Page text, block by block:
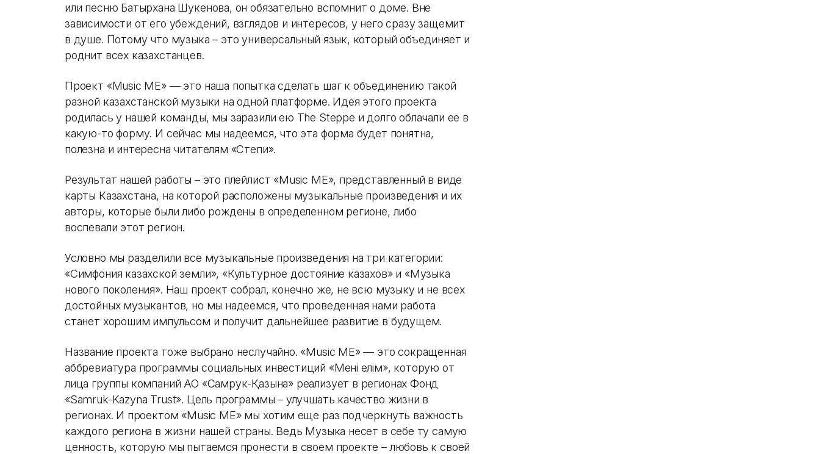
или песню Батырхана Шукенова, он обязательно вспомнит о доме. Вне
зависимости от его убеждений, взглядов и интересов, у него сразу защемит
в душе. Потому что музыка – это универсальный язык, который объединяет и
роднит всех казахстанцев.
Проект «Music ME» — это наша попытка сделать шаг к объединению такой
разной казахстанской музыки на одной платформе. Идея этого проекта
родилась у нашей команды, мы заразили ею The Steppe и долго облачали ее в
какую-то форму. И сейчас мы надеемся, что эта форма будет понятна,
полезна и интересна читателям «Степи».
Результат нашей работы – это плейлист «Music ME», представленный в виде
карты Казахстана, на которой расположены музыкальные произведения и их
авторы, которые были либо рождены в определенном регионе, либо
воспевали этот регион.
Условно мы разделили все музыкальные произведения на три категории:
«Симфония казахской земли», «Культурное достояние казахов» и «Музыка
нового поколения». Наш проект собрал, конечно же, не всю музыку и не всех
достойных музыкантов, но мы надеемся, что проведенная нами работа
станет хорошим импульсом и получит дальнейшее развитие в будущем.
Название проекта тоже выбрано неслучайно. «Music ME» — это сокращенная
аббревиатура программы социальных инвестиций «Менің елім», которую от
лица группы компаний АО «Самрук-Қазына» реализует в регионах Фонд
«Samruk-Kazyna Trust». Цель программы – улучшать качество жизни в
регионах. И проектом «Music ME» мы хотим еще раз подчеркнуть важность
каждого региона в жизни нашей страны. Ведь Музыка несет в себе ту самую
ценность, которую мы пытаемся пронести в своем проекте – любовь к своей